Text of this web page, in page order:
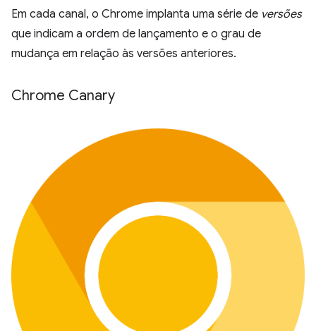
Em cada canal, o Chrome implanta uma série de versões
que indicam a ordem de lançamento e o grau de
mudança em relação às versões anteriores.
Chrome Canary